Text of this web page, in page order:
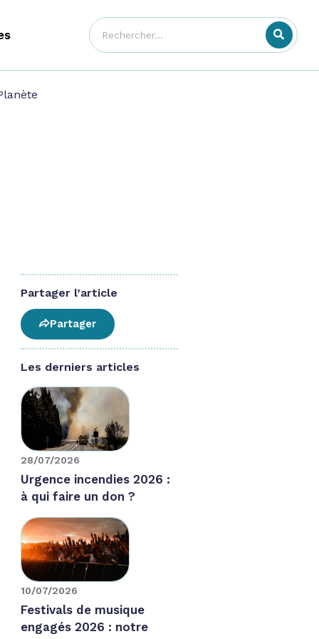
Partager l’article
Partager
Les derniers articles
28/07/2026
Urgence incendies 2026 :
à qui faire un don ?
10/07/2026
Festivals de musique
engagés 2026 : notre